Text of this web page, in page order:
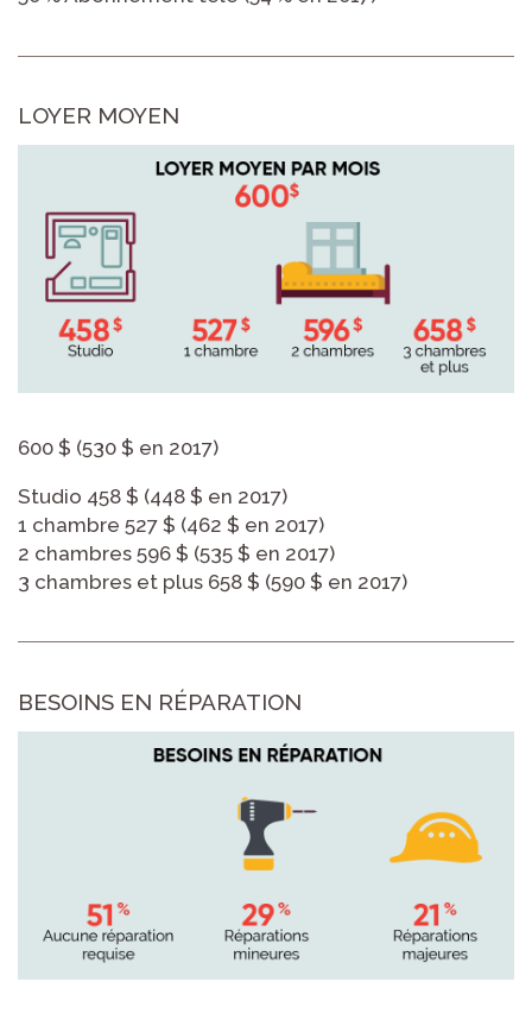
LOYER MOYEN
600 $ (530 $ en 2017)
Studio 458 $ (448 $ en 2017)
1 chambre 527 $ (462 $ en 2017)
2 chambres 596 $ (535 $ en 2017)
3 chambres et plus 658 $ (590 $ en 2017)
BESOINS EN RÉPARATION